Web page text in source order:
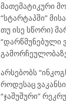
მათემატიკური
“სტარტაპში”
თუ ისე სწორი)
“დარწმუნებული
არსებობს
როდესაც
“ჯაშუშური”